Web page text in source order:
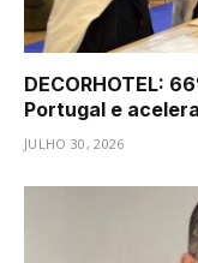
DECORHOTEL:
Portugal e
JULHO 30, 2026